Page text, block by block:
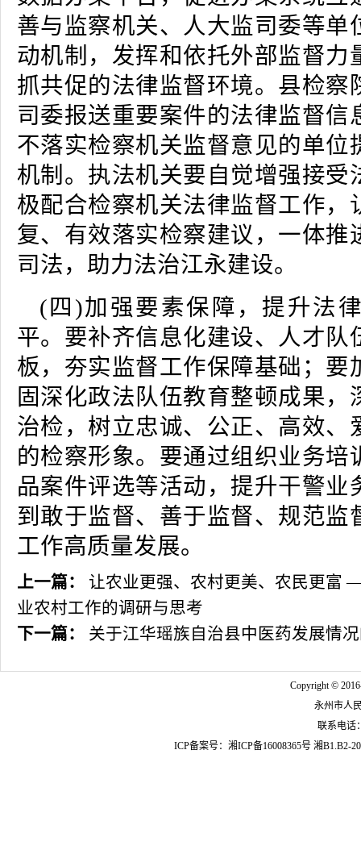
善与监察机关、人大监司委等单
动机制，发挥和依托外部监督力
抓共促的法律监督环境。县检察
司委报送重要案件的法律监督信
不落实检察机关监督意见的单位
机制。执法机关要自觉增强接受
极配合检察机关法律监督工作，
复、有效落实检察建议，一体推
司法，助力法治江永建设。
(四)加强要素保障，提升法
平。要补齐信息化建设、人才队
板，夯实监督工作保障基础；要
固深化政法队伍教育整顿成果，
治检，树立忠诚、公正、高效、
的检察形象。要通过组织业务培
品案件评选等活动，提升干警业
到敢于监督、善于监督、规范监
工作高质量发展。
上一篇：
让农业更强、农村更美、农民更富
业农村工作的调研与思考
下一篇：
关于江华瑶族自治县中医药发展情
Copyright ©
永州市人
联系电话
ICP备案号： 湘ICP备16008365号 湘B1.B2-